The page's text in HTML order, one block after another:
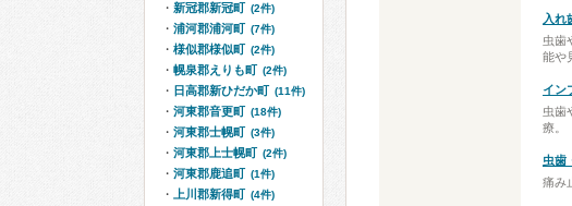
入れ
虫歯
能や
イン
虫歯
療。
虫歯
痛み
新冠郡新冠町 (2件)
浦河郡浦河町 (7件)
様似郡様似町 (2件)
幌泉郡えりも町 (2件)
日高郡新ひだか町 (11件)
河東郡音更町 (18件)
河東郡士幌町 (3件)
河東郡上士幌町 (2件)
河東郡鹿追町 (1件)
上川郡新得町 (4件)